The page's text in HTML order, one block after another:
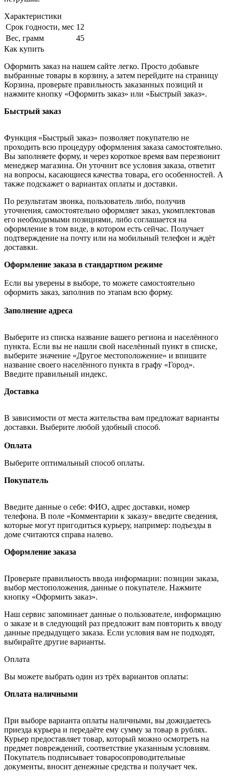
Характеристики
Срок годности, мес 12
Вес, грамм
45
Как купить
Оформить заказ на нашем сайте легко. Просто добавьте
выбранные товары в корзину, а затем перейдите на страницу
Корзина, проверьте правильность заказанных позиций и
нажмите кнопку «Оформить заказ» или «Быстрый заказ».
Быстрый заказ
Функция «Быстрый заказ» позволяет покупателю не
проходить всю процедуру оформления заказа самостоятельно.
Вы заполняете форму, и через короткое время вам перезвонит
менеджер магазина. Он уточнит все условия заказа, ответит
на вопросы, касающиеся качества товара, его особенностей. А
также подскажет о вариантах оплаты и доставки.
По результатам звонка, пользователь либо, получив
уточнения, самостоятельно оформляет заказ, укомплектовав
его необходимыми позициями, либо соглашается на
оформление в том виде, в котором есть сейчас. Получает
подтверждение на почту или на мобильный телефон и ждёт
доставки.
Оформление заказа в стандартном режиме
Если вы уверены в выборе, то можете самостоятельно
оформить заказ, заполнив по этапам всю форму.
Заполнение адреса
Выберите из списка название вашего региона и населённого
пункта. Если вы не нашли свой населённый пункт в списке,
выберите значение «Другое местоположение» и впишите
название своего населённого пункта в графу «Город».
Введите правильный индекс.
Доставка
В зависимости от места жительства вам предложат варианты
доставки. Выберите любой удобный способ.
Оплата
Выберите оптимальный способ оплаты.
Покупатель
Введите данные о себе: ФИО, адрес доставки, номер
телефона. В поле «Комментарии к заказу» введите сведения,
которые могут пригодиться курьеру, например: подъезды в
доме считаются справа налево.
Оформление заказа
Проверьте правильность ввода информации: позиции заказа,
выбор местоположения, данные о покупателе. Нажмите
кнопку «Оформить заказ».
Наш сервис запоминает данные о пользователе, информацию
о заказе и в следующий раз предложит вам повторить к вводу
данные предыдущего заказа. Если условия вам не подходят,
выбирайте другие варианты.
Оплата
Вы можете выбрать один из трёх вариантов оплаты:
Оплата наличными
При выборе варианта оплаты наличными, вы дожидаетесь
приезда курьера и передаёте ему сумму за товар в рублях.
Курьер предоставляет товар, который можно осмотреть на
предмет повреждений, соответствие указанным условиям.
Покупатель подписывает товаросопроводительные
документы, вносит денежные средства и получает чек.